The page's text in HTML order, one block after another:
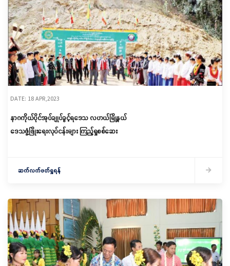
DATE: 18 APR,2023
နာဂကိုယ်ပိုင်အုပ်ချုပ်ခွင့်ရဒေသ လဟယ်မြို့နယ်
ဒေသဖွံ့ဖြိုးရေးလုပ်ငန်းများ ကြည့်ရှုစစ်ဆေး
ဆက်လက်ဖတ်ရှုရန်